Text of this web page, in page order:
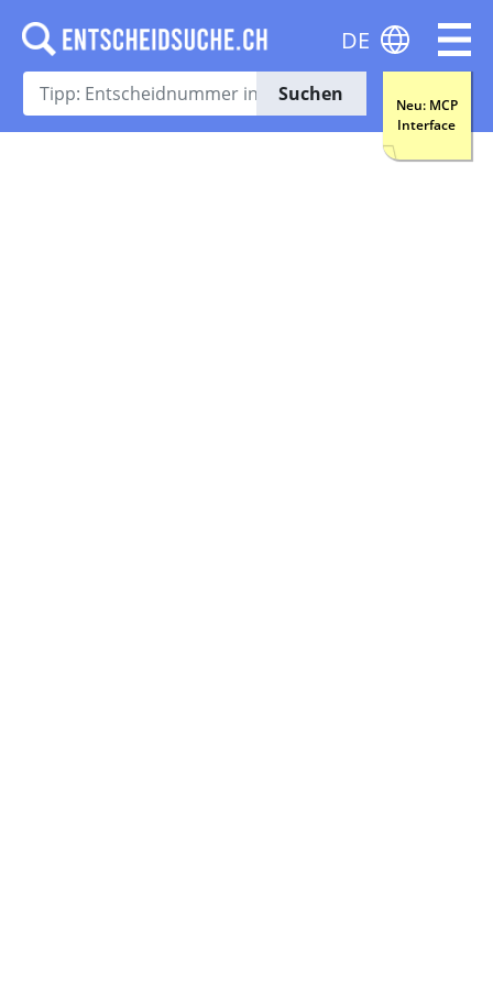
Suchen
Neu: MCP
Interface
DE